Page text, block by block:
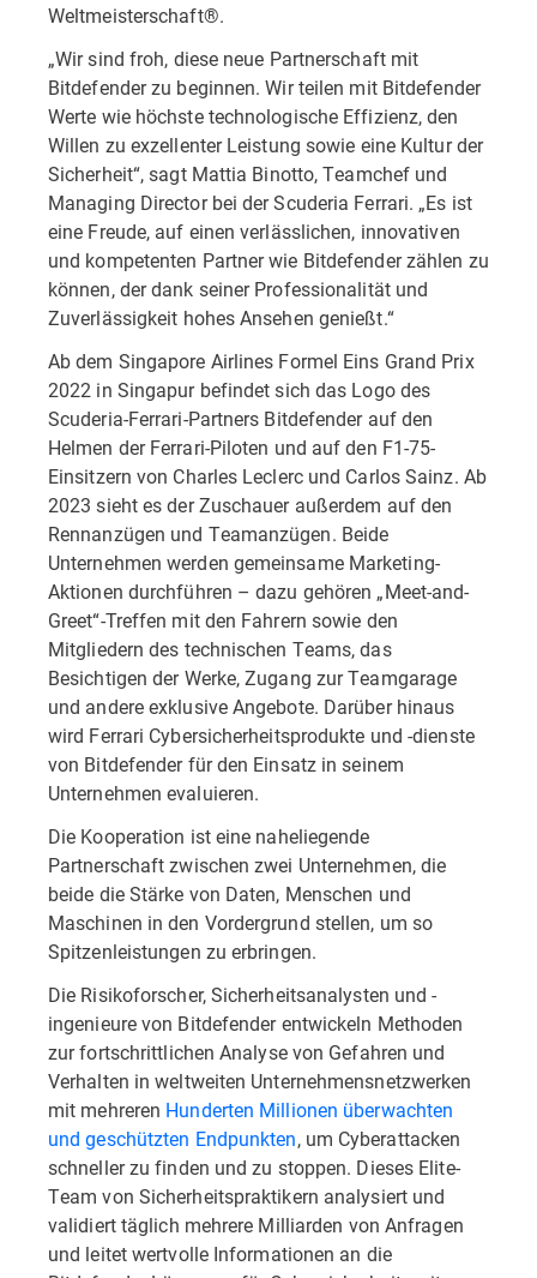
Weltmeisterschaft®.
„Wir sind froh, diese neue Partnerschaft mit
Bitdefender zu beginnen. Wir teilen mit Bitdefender
Werte wie höchste technologische Effizienz, den
Willen zu exzellenter Leistung sowie eine Kultur der
Sicherheit“, sagt Mattia Binotto, Teamchef und
Managing Director bei der Scuderia Ferrari. „Es ist
eine Freude, auf einen verlässlichen, innovativen
und kompetenten Partner wie Bitdefender zählen zu
können, der dank seiner Professionalität und
Zuverlässigkeit hohes Ansehen genießt.“
Ab dem Singapore Airlines Formel Eins Grand Prix
2022 in Singapur befindet sich das Logo des
Scuderia-Ferrari-Partners Bitdefender auf den
Helmen der Ferrari-Piloten und auf den F1-75-
Einsitzern von Charles Leclerc und Carlos Sainz. Ab
2023 sieht es der Zuschauer außerdem auf den
Rennanzügen und Teamanzügen. Beide
Unternehmen werden gemeinsame Marketing-
Aktionen durchführen – dazu gehören „Meet-and-
Greet“-Treffen mit den Fahrern sowie den
Mitgliedern des technischen Teams, das
Besichtigen der Werke, Zugang zur Teamgarage
und andere exklusive Angebote. Darüber hinaus
wird Ferrari Cybersicherheitsprodukte und -dienste
von Bitdefender für den Einsatz in seinem
Unternehmen evaluieren.
Die Kooperation ist eine naheliegende
Partnerschaft zwischen zwei Unternehmen, die
beide die Stärke von Daten, Menschen und
Maschinen in den Vordergrund stellen, um so
Spitzenleistungen zu erbringen.
Die Risikoforscher, Sicherheitsanalysten und -
ingenieure von Bitdefender entwickeln Methoden
zur fortschrittlichen Analyse von Gefahren und
Verhalten in weltweiten Unternehmensnetzwerken
mit mehreren Hunderten Millionen überwachten
und geschützten Endpunkten, um Cyberattacken
schneller zu finden und zu stoppen. Dieses Elite-
Team von Sicherheitspraktikern analysiert und
validiert täglich mehrere Milliarden von Anfragen
und leitet wertvolle Informationen an die